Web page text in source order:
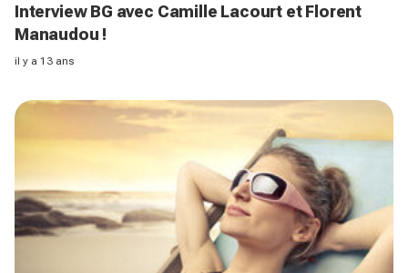
Interview BG avec Camille Lacourt et Florent
Manaudou !
il y a 13 ans